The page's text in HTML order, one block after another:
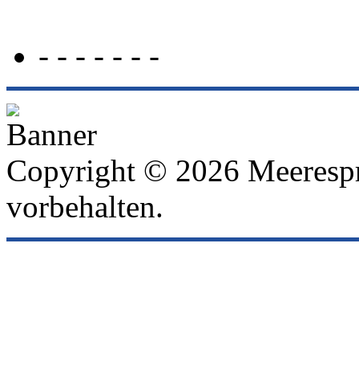
- - - - - - -
Copyright © 2026
vorbehalten.